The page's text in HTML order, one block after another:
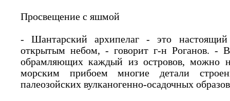
Просвещение с яшмой
- Шантарский архипелаг - это настоящий
открытым небом, - говорит г-н Роганов. -
обрамляющих каждый из островов, можно
морским прибоем многие детали
палеозойских вулканогенно-осадочных